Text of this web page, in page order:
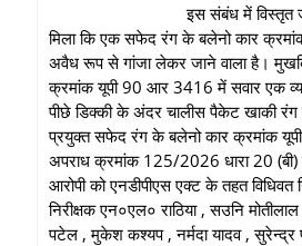
इस संबंध में विस्तृत जानकारी देते हुये
मिला कि एक सफेद रंग के बलेनो कार क्रमांक
अवैध रूप से गांजा लेकर जाने वाला है।
क्रमांक यूपी 90 आर 3416 में सवार एक
पीछे डिक्की के अंदर चालीस पैकेट खाकी
प्रयुक्त सफेद रंग के बलेनो कार क्रमांक यूपी
अपराध क्रमांक 125/2026 धारा 20 (बी)
आरोपी को एनडीपीएस एक्ट के तहत विधिवत
निरीक्षक एन०एल० राठिया , सउनि
पटेल , मुकेश कश्यप , नर्मदा यादव , सुरेन्द्र